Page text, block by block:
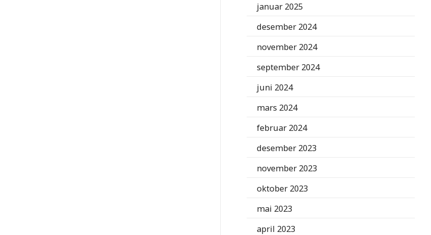
januar 2025
desember 2024
november 2024
september 2024
juni 2024
mars 2024
februar 2024
desember 2023
november 2023
oktober 2023
mai 2023
april 2023